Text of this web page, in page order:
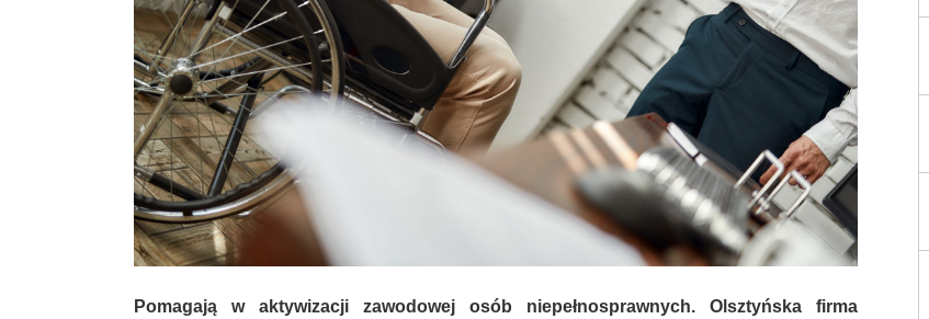
Pomagają w aktywizacji zawodowej osób niepełnosprawnych. Olsztyńska firma